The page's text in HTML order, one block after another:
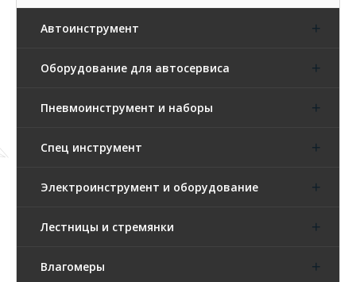
Автоинструмент
Оборудование для автосервиса
Пневмоинструмент и наборы
Спец инструмент
Электроинструмент и оборудование
Лестницы и стремянки
Влагомеры